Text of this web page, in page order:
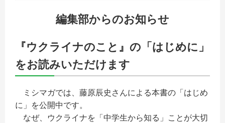
編集部からのお知らせ
『ウクライナのこと』の「はじめに」
をお読みいただけます
ミシマガでは、藤原辰史さんによる本書の「はじめ
に」を公開中です。
なぜ、ウクライナを「中学生から知る」ことが大切